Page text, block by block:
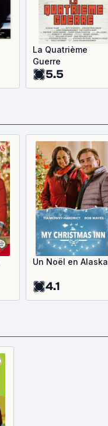
La Quatrième
Guerre
5.5
Un Noël en Alaska
4.1